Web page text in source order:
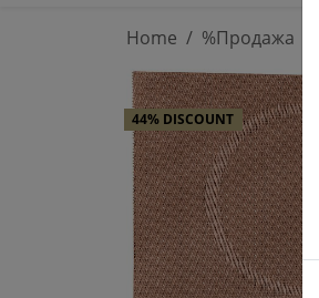
Home %Продажа
44% DISCOUNT